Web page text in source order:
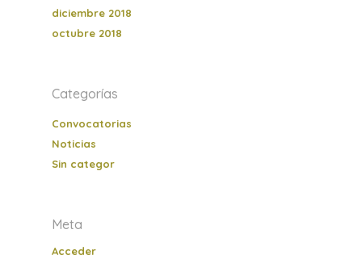
diciembre 2018
octubre 2018
Categorías
Convocatorias
Noticias
Sin categor
Meta
Acceder